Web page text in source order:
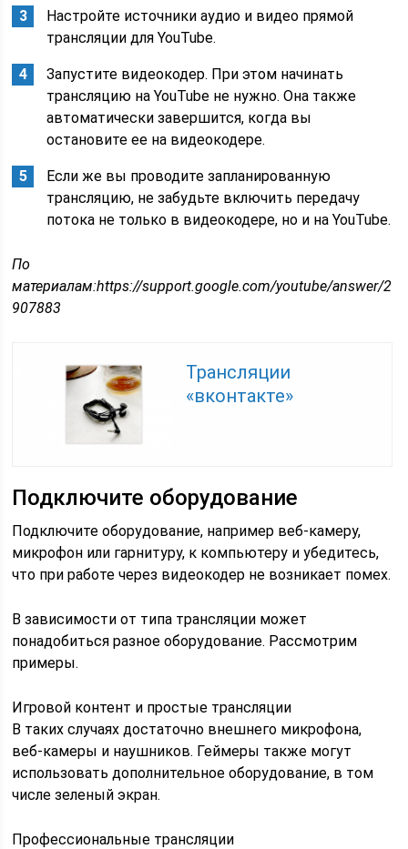
Настройте источники аудио и видео прямой
трансляции для YouTube.
Запустите видеокодер. При этом начинать
трансляцию на YouTube не нужно. Она также
автоматически завершится, когда вы
остановите ее на видеокодере.
Если же вы проводите запланированную
трансляцию, не забудьте включить передачу
потока не только в видеокодере, но и на YouTube.
По
материалам:https://support.google.com/youtube/answer/2
907883
Трансляции
«вконтакте»
Подключите оборудование
Подключите оборудование, например веб-камеру,
микрофон или гарнитуру, к компьютеру и убедитесь,
что при работе через видеокодер не возникает помех.
В зависимости от типа трансляции может
понадобиться разное оборудование. Рассмотрим
примеры.
Игровой контент и простые трансляции
В таких случаях достаточно внешнего микрофона,
веб-камеры и наушников. Геймеры также могут
использовать дополнительное оборудование, в том
числе зеленый экран.
Профессиональные трансляции